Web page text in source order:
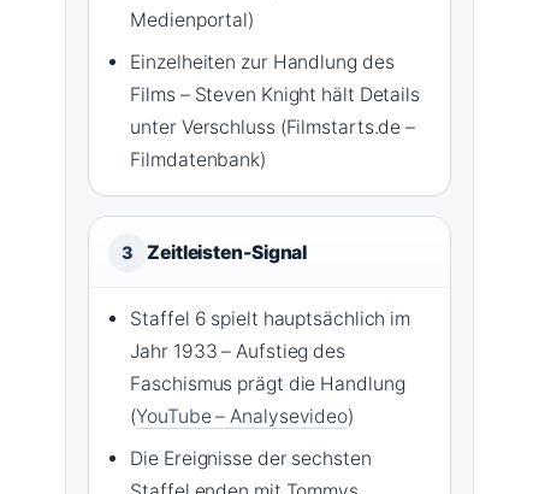
Medienportal)
Einzelheiten zur Handlung des
Films – Steven Knight hält Details
unter Verschluss (Filmstarts.de –
Filmdatenbank)
3 Zeitleisten-Signal
Staffel 6 spielt hauptsächlich im
Jahr 1933 – Aufstieg des
Faschismus prägt die Handlung
(YouTube – Analysevideo)
Die Ereignisse der sechsten